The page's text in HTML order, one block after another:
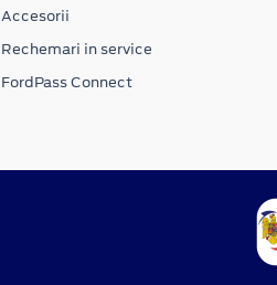
Accesorii
Rechemari in service
FordPass Connect